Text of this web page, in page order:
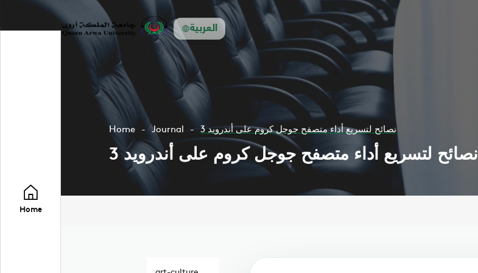
العربية
Home
Home Journal 3 نصائح لتسريع أداء متصفح جوجل كروم على أندرويد
3 نصائح لتسريع أداء متصفح جوجل كروم على أندرويد